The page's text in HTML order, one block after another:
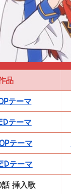
品
テーマ
テーマ
テーマ
テーマ
話 挿入歌